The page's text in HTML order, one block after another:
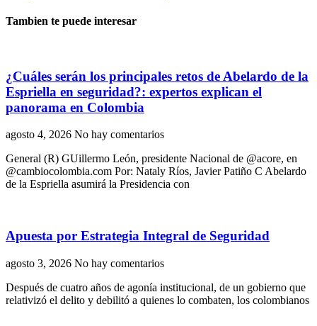
Tambien te puede interesar
¿Cuáles serán los principales retos de Abelardo de la
Espriella en seguridad?: expertos explican el
panorama en Colombia
agosto 4, 2026 No hay comentarios
General (R) GUillermo León, presidente Nacional de @acore, en
@cambiocolombia.com Por: Nataly Ríos, Javier Patiño C Abelardo
de la Espriella asumirá la Presidencia con
Apuesta por Estrategia Integral de Seguridad
agosto 3, 2026 No hay comentarios
Después de cuatro años de agonía institucional, de un gobierno que
relativizó el delito y debilitó a quienes lo combaten, los colombianos